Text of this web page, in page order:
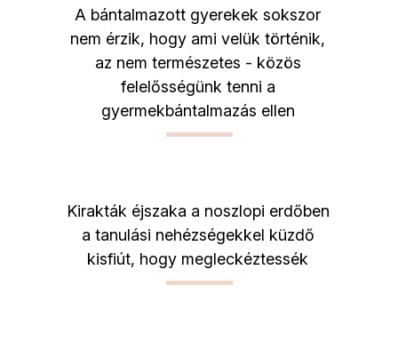
A bántalmazott gyerekek sokszor
nem érzik, hogy ami velük történik,
az nem természetes - közös
felelősségünk tenni a
gyermekbántalmazás ellen
Kirakták éjszaka a noszlopi erdőben
a tanulási nehézségekkel küzdő
kisfiút, hogy megleckéztessék